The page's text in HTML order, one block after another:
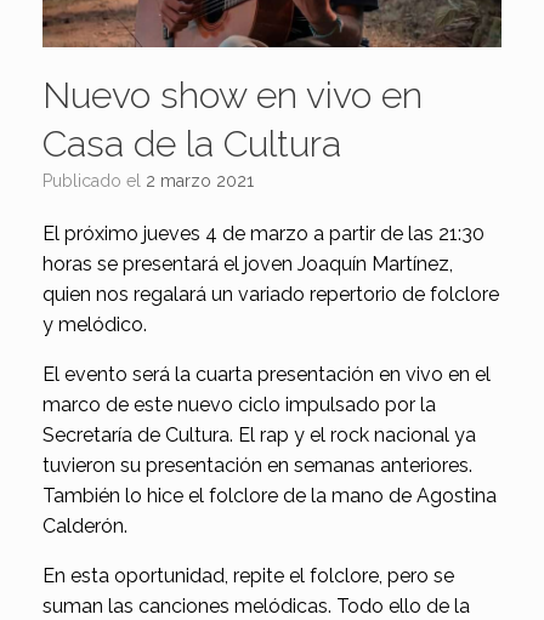
Nuevo show en vivo en
Casa de la Cultura
Publicado el 2 marzo 2021
El próximo jueves 4 de marzo a partir de las 21:30
horas se presentará el joven Joaquín Martínez,
quien nos regalará un variado repertorio de folclore
y melódico.
El evento será la cuarta presentación en vivo en el
marco de este nuevo ciclo impulsado por la
Secretaría de Cultura. El rap y el rock nacional ya
tuvieron su presentación en semanas anteriores.
También lo hice el folclore de la mano de Agostina
Calderón.
En esta oportunidad, repite el folclore, pero se
suman las canciones melódicas. Todo ello de la